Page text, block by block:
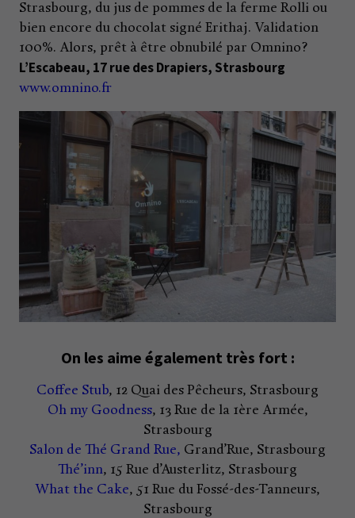
Strasbourg, du jus de pommes de la ferme Rolli ou
bien encore du chocolat signé Erithaj. Validation
100%. Alors, prêt à être obnubilé par Omnino?
L’Escabeau, 17 rue des Drapiers, Strasbourg
www.omnino.fr
On les aime également très fort :
Coffee Stub, 12 Quai des Pêcheurs, Strasbourg
Oh my Goodness, 13 Rue de la 1ère Armée,
Strasbourg
Salon de Thé Grand Rue, Grand’Rue, Strasbourg
Thé’inn, 15 Rue d’Austerlitz, Strasbourg
What the Cake, 51 Rue du Fossé-des-Tanneurs,
Strasbourg